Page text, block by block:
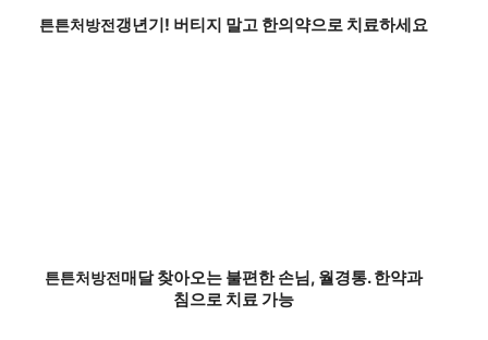
튼튼처방전갱년기! 버티지 말고 한의약으로 치료하세요
튼튼처방전매달 찾아오는 불편한 손님, 월경통. 한약과
침으로 치료 가능